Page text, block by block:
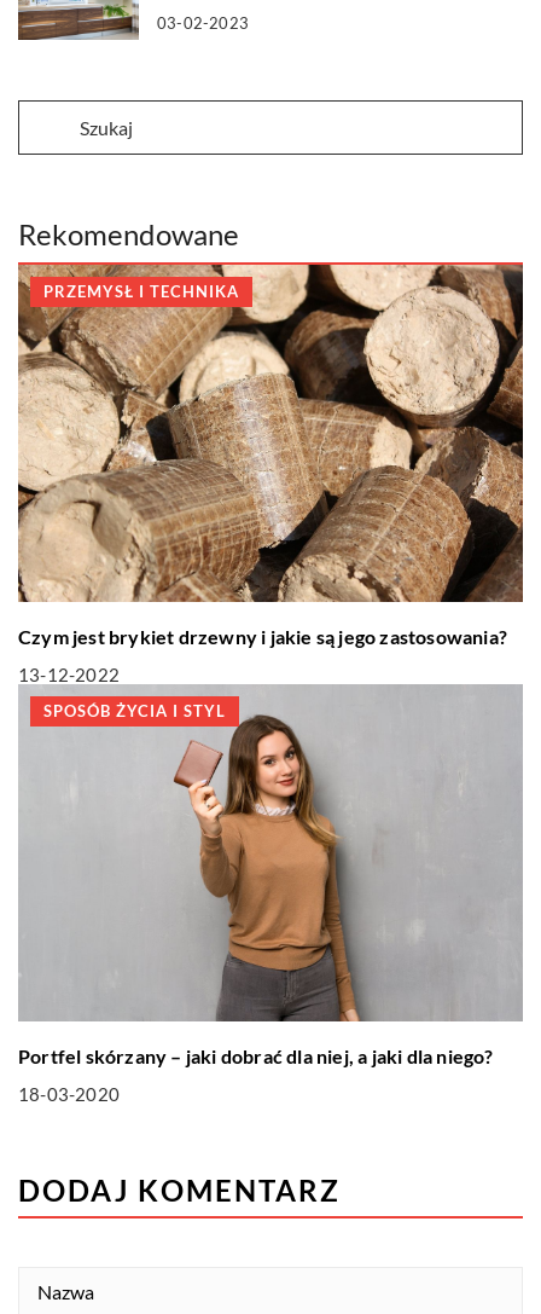
03-02-2023
Rekomendowane
PRZEMYSŁ I TECHNIKA
Czym jest brykiet drzewny i jakie są jego zastosowania?
13-12-2022
SPOSÓB ŻYCIA I STYL
Portfel skórzany – jaki dobrać dla niej, a jaki dla niego?
18-03-2020
DODAJ KOMENTARZ